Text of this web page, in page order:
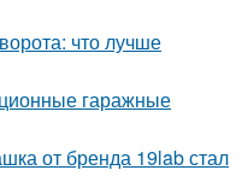
что лучше
гаражные
от бренда 19lab стал